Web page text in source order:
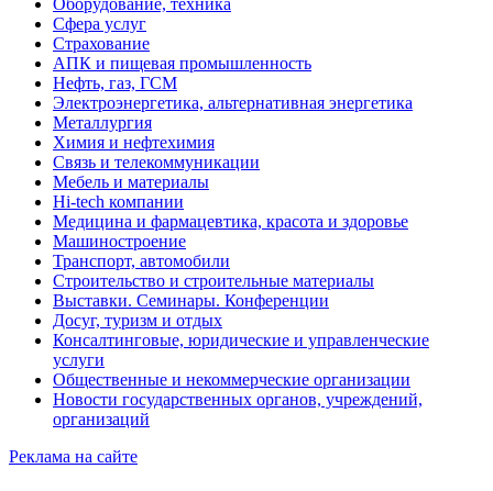
Оборудование, техника
Сфера услуг
Страхование
АПК и пищевая промышленность
Нефть, газ, ГСМ
Электроэнергетика, альтернативная энергетика
Металлургия
Химия и нефтехимия
Связь и телекоммуникации
Мебель и материалы
Hi-tech компании
Медицина и фармацевтика, красота и здоровье
Машиностроение
Транспорт, автомобили
Строительство и строительные материалы
Выставки. Семинары. Конференции
Досуг, туризм и отдых
Консалтинговые, юридические и управленческие
услуги
Общественные и некоммерческие организации
Новости государственных органов, учреждений,
организаций
Реклама на сайте